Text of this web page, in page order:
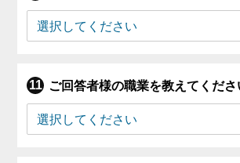
ご回答者様の職業を教えてくださ